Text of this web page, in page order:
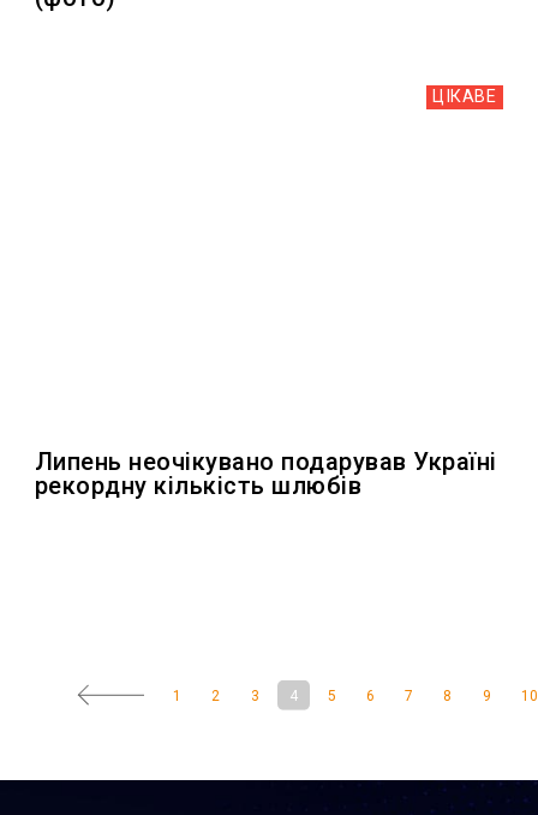
ЦІКАВЕ
Липень неочікувано подарував Україні
рекордну кількість шлюбів
1 2 3 4 5 6 7 8 9 10